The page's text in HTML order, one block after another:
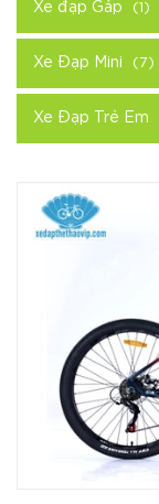
Xe đạp Gấp (1)
Xe Đạp Mini (7)
Xe Đạp Trẻ Em